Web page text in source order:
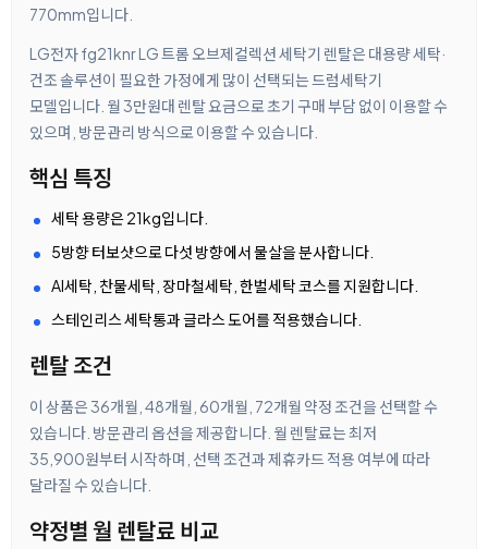
770mm입니다.
LG전자 fg21knr LG 트롬 오브제컬렉션 세탁기 렌탈은 대용량 세탁·
건조 솔루션이 필요한 가정에게 많이 선택되는 드럼세탁기
모델입니다. 월 3만원대 렌탈 요금으로 초기 구매 부담 없이 이용할 수
있으며, 방문관리 방식으로 이용할 수 있습니다.
핵심 특징
세탁 용량은 21kg입니다.
5방향 터보샷으로 다섯 방향에서 물살을 분사합니다.
AI세탁, 찬물세탁, 장마철세탁, 한벌세탁 코스를 지원합니다.
스테인리스 세탁통과 글라스 도어를 적용했습니다.
렌탈 조건
이 상품은 36개월, 48개월, 60개월, 72개월 약정 조건을 선택할 수
있습니다. 방문관리 옵션을 제공합니다. 월 렌탈료는 최저
35,900원부터 시작하며, 선택 조건과 제휴카드 적용 여부에 따라
달라질 수 있습니다.
약정별 월 렌탈료 비교